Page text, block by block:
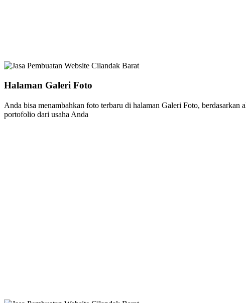
Halaman Galeri Foto
Anda bisa menambahkan foto terbaru di halaman Galeri Foto,
portofolio dari usaha Anda